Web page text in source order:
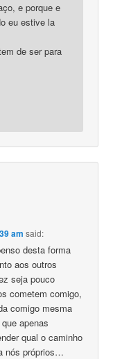
e porque e
eu estive la
de ser para
am said:
desta forma
aos outros
seja pouco
cometem comigo,
comigo mesma
apenas
qual o caminho
nós próprios…